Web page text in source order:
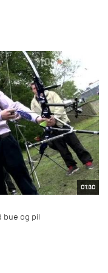
01:30
bue og pil